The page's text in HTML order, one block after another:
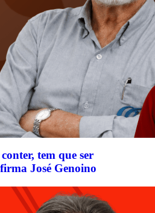
tem que ser
José Genoino